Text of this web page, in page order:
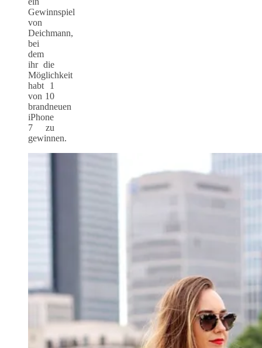
Gewinnspiel
von
Deichmann,
bei
dem
ihr die
Möglichkeit
habt 1
von 10
brandneuen
iPhone
7 zu
gewinnen.